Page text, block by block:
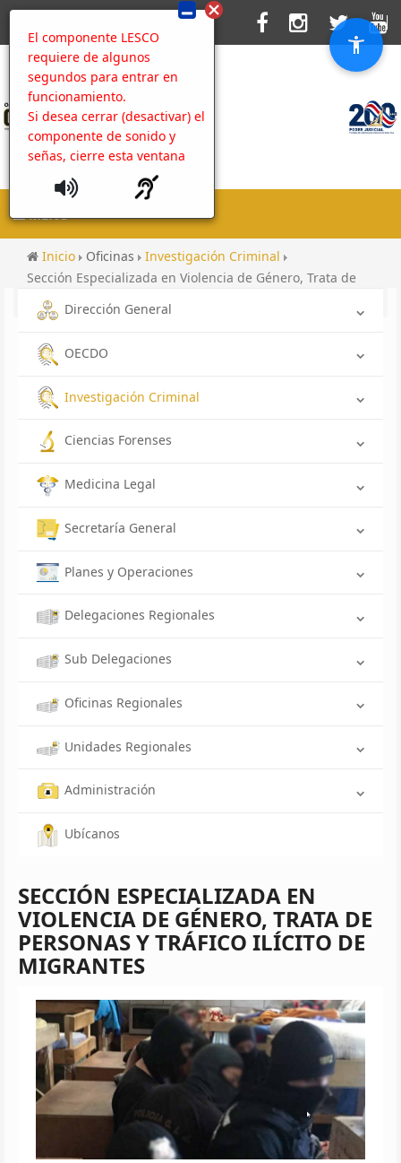
El componente LESCO
requiere de algunos
segundos para entrar en
funcionamiento.
Si desea cerrar (desactivar) el
componente de sonido y
señas, cierre esta ventana
MENU
Inicio Oficinas
Investigación Criminal
Sección Especializada en Violencia de Género, Trata de
Personas y Tráfico Ilícito de Migrantes
Dirección General
OECDO
Investigación Criminal
Ciencias Forenses
Medicina Legal
Secretaría General
Planes y Operaciones
Delegaciones Regionales
Sub Delegaciones
Oficinas Regionales
Unidades Regionales
Administración
Ubícanos
SECCIÓN ESPECIALIZADA EN
VIOLENCIA DE GÉNERO, TRATA DE
PERSONAS Y TRÁFICO ILÍCITO DE
MIGRANTES